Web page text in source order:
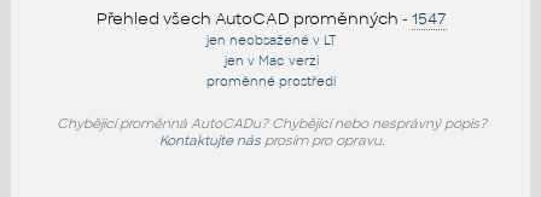
Přehled všech AutoCAD proměnných - 1547
jen neobsažené v LT
jen v Mac verzi
proměnné prostředí
Chybějící proměnná AutoCADu? Chybějící nebo nesprávný popis?
Kontaktujte násprosím pro opravu.